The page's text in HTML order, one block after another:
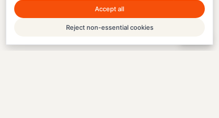
Accept all
Reject non-essential cookies